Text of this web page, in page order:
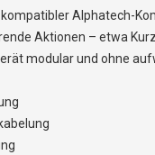
Alphatech-
Aktionen – etwa
modular und ohne